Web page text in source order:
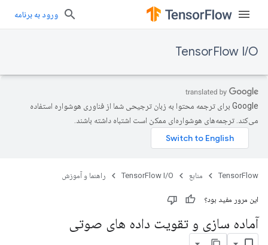
ورود به برنامه
TensorFlow I/O
‫Google برای ترجمه محتوا به زبان ترجیحی شما از فناوری هوشواره استفاده
می‌کند. ترجمه‌های هوشواره‌ای ممکن است اشتباه داشته باشند.
TensorFlow منابع TensorFlow I/O راهنما و آموزش
این مرور مفید بود؟
آماده سازی و تقویت داده های صوتی